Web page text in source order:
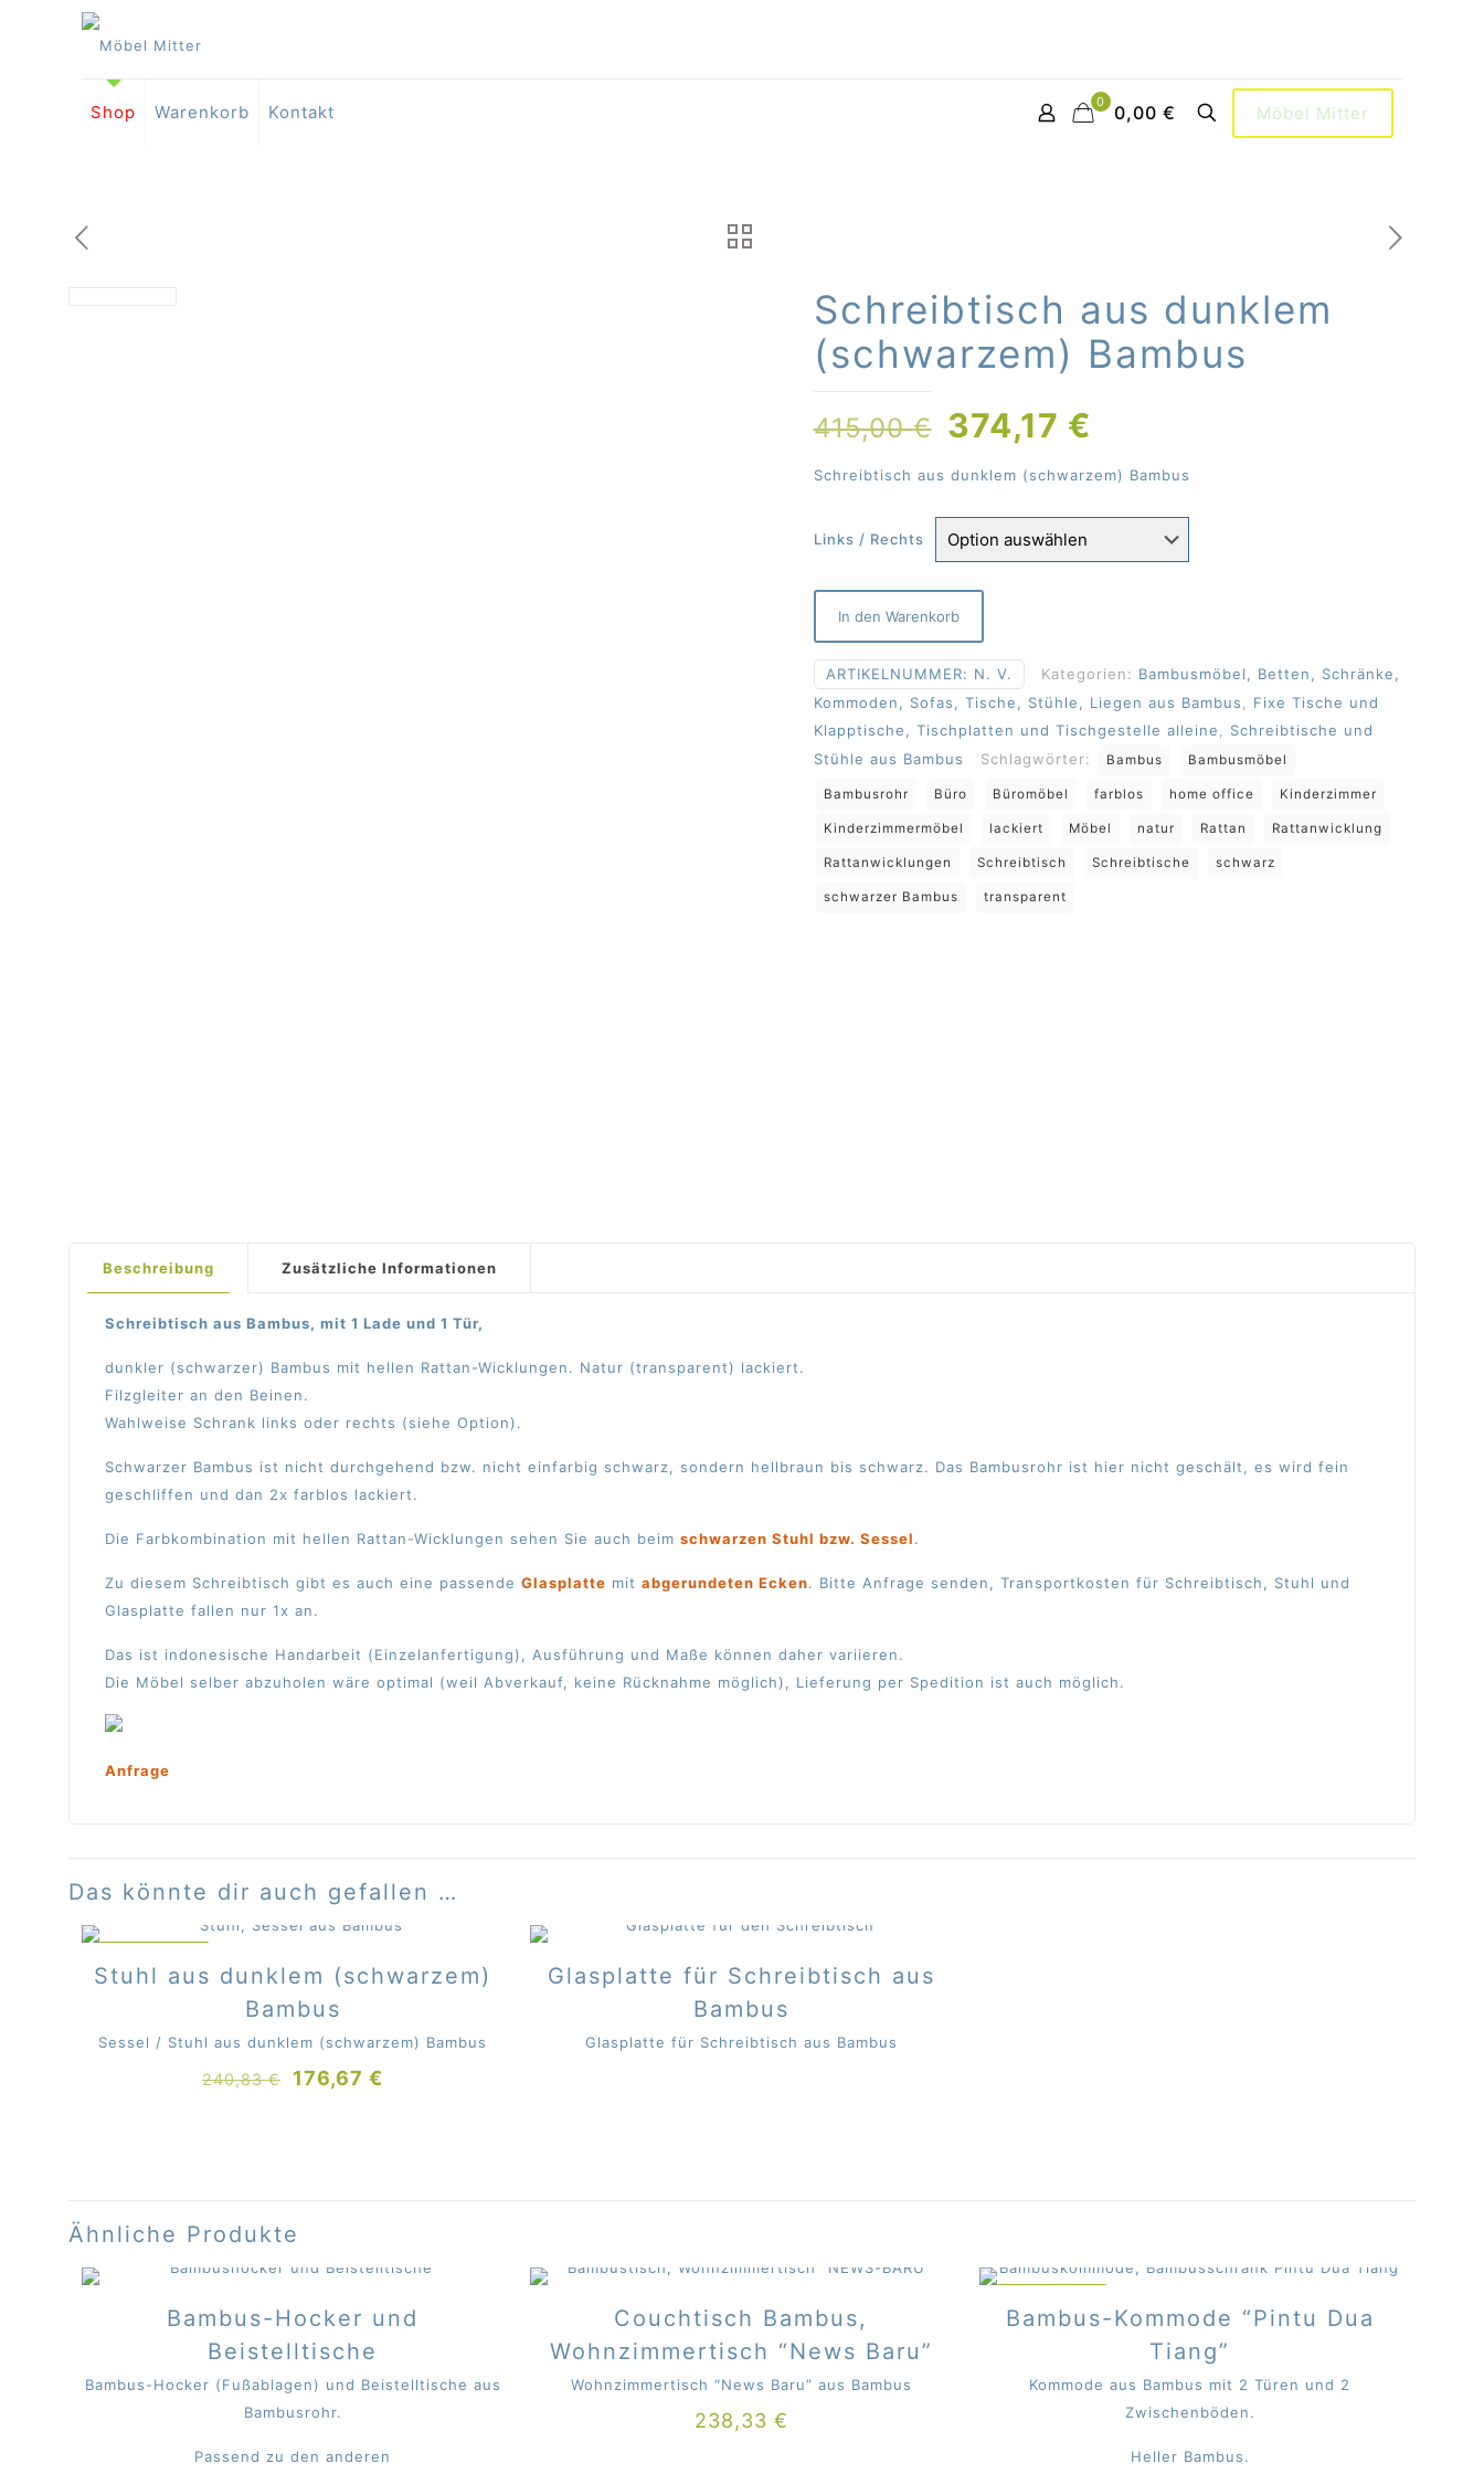
Shop Warenkorb Kontakt 0 0,00 € Möbel Mitter
Schreibtisch aus dunklem
(schwarzem) Bambus
415,00€ Ursprünglicher
Preis
war:
415,00 €
374,17 €
ist:
374,17 €.
Schreibtisch aus dunklem (schwarzem) Bambus
Links / Rechts
In den Warenkorb
ARTIKELNUMMER: N. V. Kategorien: Bambusmöbel, Betten, Schränke,
Kommoden, Sofas, Tische, Stühle, Liegen aus Bambus
Fixe Tische und
Klapptische, Tischplatten und Tischgestelle alleine
Schreibtische und
Stühle aus Bambus
Schlagwörter: Bambus Bambusmöbel
Bambusrohr Büro Büromöbel farblos home office Kinderzimmer
Kinderzimmermöbel lackiert Möbel natur Rattan Rattanwicklung
Rattanwicklungen Schreibtisch Schreibtische schwarz
schwarzer Bambus transparent
Beschreibung Zusätzliche Informationen
Schreibtisch aus Bambus, mit 1 Lade und 1 Tür,
dunkler (schwarzer) Bambus mit hellen Rattan-Wicklungen. Natur (transparent) lackiert.
Filzgleiter an den Beinen.
Wahlweise Schrank links oder rechts (siehe Option).
Schwarzer Bambus ist nicht durchgehend bzw. nicht einfarbig schwarz, sondern hellbraun bis schwarz. Das Bambusrohr ist hier nicht geschält, es wird fein
geschliffen und dan 2x farblos lackiert.
Die Farbkombination mit hellen Rattan-Wicklungen sehen Sie auch beim schwarzen Stuhl bzw. Sessel.
Zu diesem Schreibtisch gibt es auch eine passende Glasplatte mit abgerundeten Ecken. Bitte Anfrage senden, Transportkosten für Schreibtisch, Stuhl und
Glasplatte fallen nur 1x an.
Das ist indonesische Handarbeit (Einzelanfertigung), Ausführung und Maße können daher variieren.
Die Möbel selber abzuholen wäre optimal (weil Abverkauf, keine Rücknahme möglich), Lieferung per Spedition ist auch möglich.
Anfrage
Das könnte dir auch gefallen …
Stuhl aus dunklem (schwarzem)
Bambus
Sessel / Stuhl aus dunklem (schwarzem) Bambus
240,83€
Ursprünglicher
176,67€
Glasplatte für Schreibtisch aus
Bambus
Glasplatte für Schreibtisch aus Bambus
Ähnliche Produkte
Bambus-Hocker und
Beistelltische
Bambus-Hocker (Fußablagen) und Beistelltische aus
Bambusrohr.
Passend zu den anderen
Couchtisch Bambus,
Wohnzimmertisch “News Baru”
Wohnzimmertisch “News Baru” aus Bambus
238,33 €
Bambus-Kommode “Pintu Dua
Tiang”
Kommode aus Bambus mit 2 Türen und 2
Zwischenböden.
Heller Bambus.